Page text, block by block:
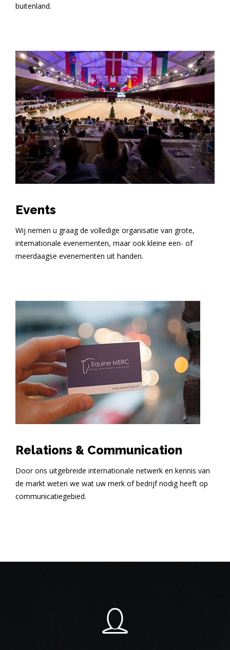
buitenland.
Events
Wij nemen u graag de volledige organisatie van grote,
internationale evenementen, maar ook kleine een- of
meerdaagse evenementen uit handen.
Relations & Communication
Door ons uitgebreide internationale netwerk en kennis van
de markt weten we wat uw merk of bedrijf nodig heeft op
communicatiegebied.